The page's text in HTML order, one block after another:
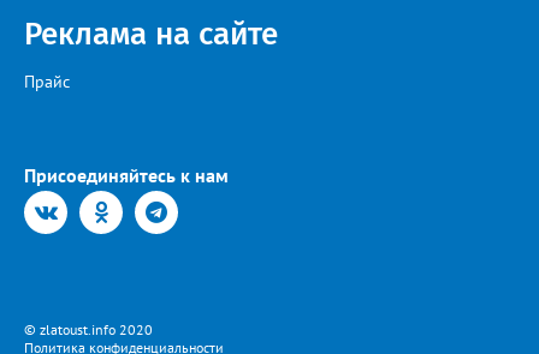
Реклама на сайте
Прайс
Присоединяйтесь к нам
© zlatoust.info 2020
Политика конфиденциальности